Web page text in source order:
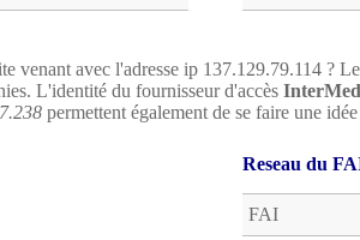
venant avec l'adresse ip 137.129.79.114 ?
L'identité du fournisseur d'accès
permettent également de se faire une
Reseau du
FAI